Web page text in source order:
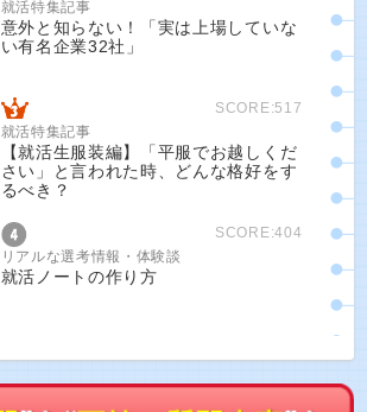
就活特集記事
意外と知らない！「実は上場していな
い有名企業32社」
SCORE:517
就活特集記事
【就活生服装編】「平服でお越しくだ
さい」と言われた時、どんな格好をす
るべき？
SCORE:404
リアルな選考情報・体験談
就活ノートの作り方